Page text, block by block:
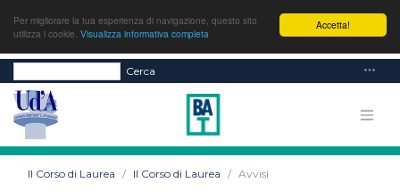
Accetta!
Per migliorare la tua esperienza di navigazione, questo sito
utilizza i cookie. Visualizza informativa completa
Cerca
Il Corso di Laurea Il Corso di Laurea Avvisi